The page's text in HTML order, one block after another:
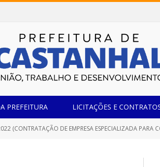
PREFEITURA LICITAÇÕES E
DE EMPRESA ESPECIALIZADA PARA CONSTRUÇÃO DA SEDE DA ASSOCIAÇÃO